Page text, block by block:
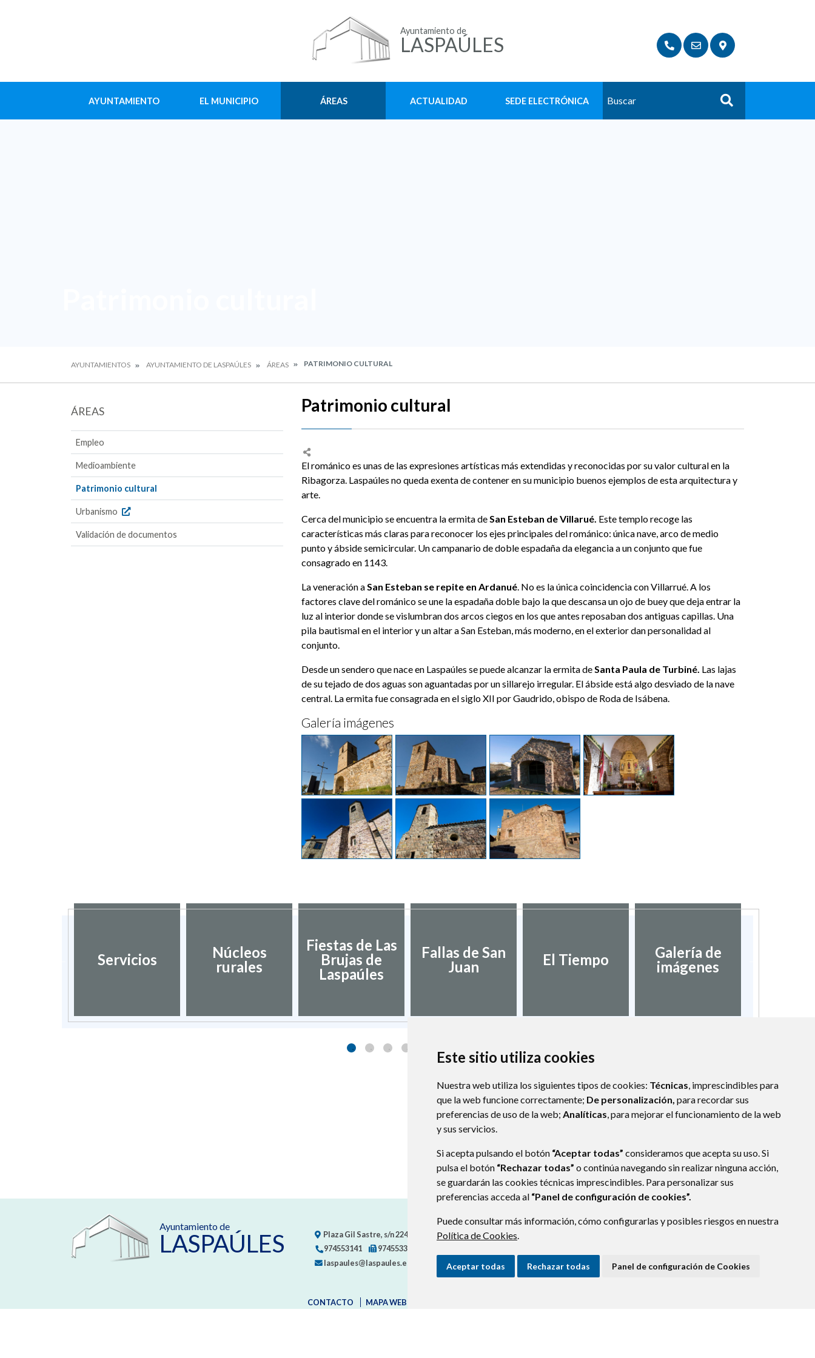
Este sitio utiliza cookies
Nuestra web utiliza los siguientes tipos de cookies: Técnicas, imprescindibles para
que la web funcione correctamente; De personalización, para recordar sus
preferencias de uso de la web; Analíticas, para mejorar el funcionamiento de la web
y sus servicios.
Si acepta pulsando el botón “Aceptar todas” consideramos que acepta su uso. Si
pulsa el botón “Rechazar todas” o continúa navegando sin realizar ninguna acción,
se guardarán las cookies técnicas imprescindibles. Para personalizar sus
preferencias acceda al “Panel de configuración de cookies”.
Puede consultar más información, cómo configurarlas y posibles riesgos en nuestra
Política de Cookies.
Aceptar todas Rechazar todas Panel de configuración de Cookies
Ayuntamiento de
LASPAÚLES
AYUNTAMIENTO EL MUNICIPIO ÁREAS ACTUALIDAD SEDE ELECTRÓNICA Buscar
AYUNTAMIENTOS AYUNTAMIENTO DE LASPAÚLES ÁREAS PATRIMONIO CULTURAL
ÁREAS
Empleo
Medioambiente
Patrimonio cultural
Urbanismo
Validación de documentos
Patrimonio cultural
El románico es unas de las expresiones artísticas más extendidas y reconocidas por su valor cultural en la
Ribagorza. Laspaúles no queda exenta de contener en su municipio buenos ejemplos de esta arquitectura y
arte.
Cerca del municipio se encuentra la ermita deSan Esteban de Villarué. Este templo recoge las
características más claras para reconocer los ejes principales del románico: única nave, arco de medio
punto y ábside semicircular. Un campanario de doble espadaña da elegancia a un conjunto que fue
consagrado en 1143.
La veneración aSan Esteban se repite en Ardanué. No es la única coincidencia con Villarrué. A los
factores clave del románico se une la espadaña doble bajo la que descansa un ojo de buey que deja entrar la
luz al interior donde se vislumbran dos arcos ciegos en los que antes reposaban dos antiguas capillas. Una
pila bautismal en el interior y un altar a San Esteban, más moderno, en el exterior dan personalidad al
conjunto.
Desde un sendero que nace en Laspaúles se puede alcanzar la ermita deSanta Paula de Turbiné. Las lajas
de su tejado de dos aguas son aguantadas por un sillarejo irregular. El ábside está algo desviado de la nave
central. La ermita fue consagrada en el siglo XII por Gaudrido, obispo de Roda de Isábena.
Galería imágenes
Servicios
Núcleos
rurales
Fiestas de Las
Brujas de
Laspaúles
Fallas de San
Juan
El Tiempo
Galería de
imágenes
Ayuntamiento de
LASPAÚLES Plaza Gil Sastre, s/n22471 LASPAÚLES (HUESCA) - ARAGÓN
974553141
974553367
laspaules@laspaules.es
CONTACTO MAPA WEB